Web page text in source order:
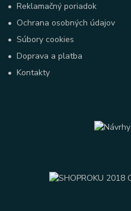
•Reklamačný poriadok
• Ochrana osobných údajov
•Súbory cookies
•Doprava a platba
•Kontakty